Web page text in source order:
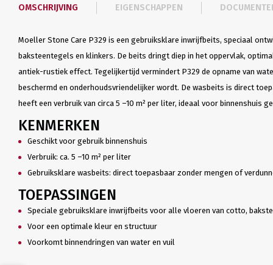
OMSCHRIJVING EIGENSCHAPPEN
Moeller Stone Care P329 is een gebruiksklare inwrijfbeits, speciaal
baksteentegels en klinkers. De beits dringt diep in het oppervlak,
antiek-rustiek effect. Tegelijkertijd vermindert P329 de opname van
beschermd en onderhoudsvriendelijker wordt. De wasbeits is direct
heeft een verbruik van circa 5 –10 m² per liter, ideaal voor binnenshuis
KENMERKEN
Geschikt voor gebruik binnenshuis
Verbruik: ca. 5 –10 m² per liter
Gebruiksklare wasbeits: direct toepasbaar zonder mengen of
TOEPASSINGEN
Speciale gebruiksklare inwrijfbeits voor alle vloeren van cotto,
Voor een optimale kleur en structuur
Voorkomt binnendringen van water en vuil